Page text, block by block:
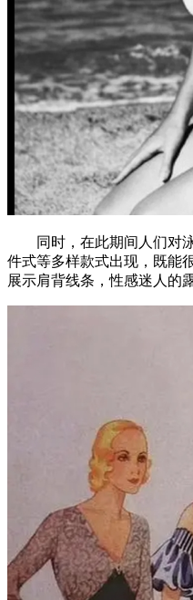
同时，在此期间人们对泳
件式等多样款式出现，既能
展示肩背线条，性感迷人的